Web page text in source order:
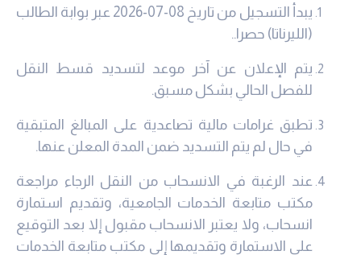
يبدأ التسجيل من تاريخ 08-07-2026 عبر بوابة الطالب
(الليرناتا) حصرا..
يتم الإعلان عن آخر موعد لتسديد قسط النقل
للفصل الحالي بشكل مسبق.
تطبق غرامات مالية تصاعدية على المبالغ المتبقية
في حال لم يتم التسديد ضمن المدة المعلن عنها.
عند الرغبة في الانسحاب من النقل الرجاء مراجعة
مكتب متابعة الخدمات الجامعية، وتقديم استمارة
انسحاب، ولا يعتبر الانسحاب مقبول إلا بعد التوقيع
على الاستمارة وتقديمها إلى مكتب متابعة الخدمات